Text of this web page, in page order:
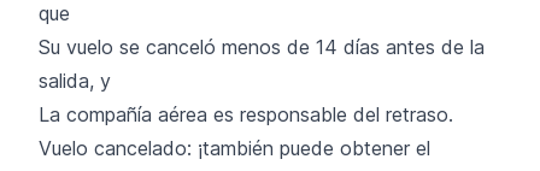
que
Su vuelo se canceló menos de 14 días antes de la
salida, y
La compañía aérea es responsable del retraso.
Vuelo cancelado: ¡también puede obtener el